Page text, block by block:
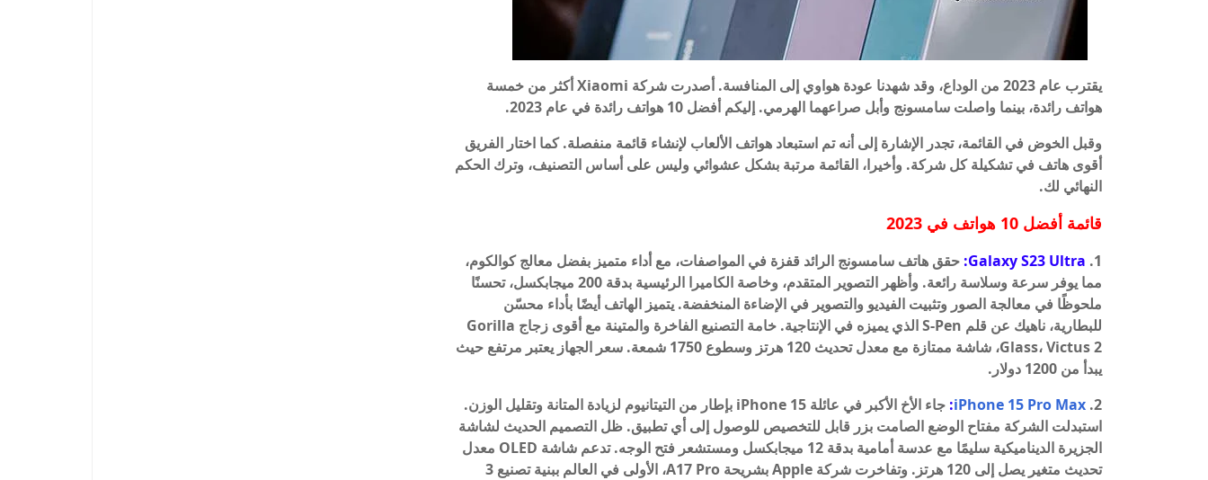
يقترب عام 2023 من الوداع، وقد شهدنا عودة هواوي إلى المنافسة. أصدرت شركة Xiaomi أكثر من خمسة
هواتف رائدة، بينما واصلت سامسونج وأبل صراعهما الهرمي. إليكم أفضل 10 هواتف رائدة في عام 2023.
وقبل الخوض في القائمة، تجدر الإشارة إلى أنه تم استبعاد هواتف الألعاب لإنشاء قائمة منفصلة. كما اختار الفريق
أقوى هاتف في تشكيلة كل شركة. وأخيرا، القائمة مرتبة بشكل عشوائي وليس على أساس التصنيف، وترك الحكم
النهائي لك.
قائمة أفضل 10 هواتف في 2023
1.
Galaxy S23 Ultra: حقق هاتف سامسونج الرائد قفزة في المواصفات، مع أداء متميز بفضل معالج كوالكوم،
مما يوفر سرعة وسلاسة رائعة. وأظهر التصوير المتقدم، وخاصة الكاميرا الرئيسية بدقة 200 ميجابكسل، تحسنًا
ملحوظًا في معالجة الصور وتثبيت الفيديو والتصوير في الإضاءة المنخفضة. يتميز الهاتف أيضًا بأداء محسّن
للبطارية، ناهيك عن قلم S-Pen الذي يميزه في الإنتاجية. خامة التصنيع الفاخرة والمتينة مع أقوى زجاج Gorilla
Glass، Victus 2، شاشة ممتازة مع معدل تحديث 120 هرتز وسطوع 1750 شمعة. سعر الجهاز يعتبر مرتفع حيث
يبدأ من 1200 دولار.
2.
iPhone 15 Pro Max
:
جاء الأخ الأكبر في عائلة iPhone 15 بإطار من التيتانيوم لزيادة المتانة وتقليل الوزن.
استبدلت الشركة مفتاح الوضع الصامت بزر قابل للتخصيص للوصول إلى أي تطبيق. ظل التصميم الحديث لشاشة
الجزيرة الديناميكية سليمًا مع عدسة أمامية بدقة 12 ميجابكسل ومستشعر فتح الوجه. تدعم شاشة OLED معدل
تحديث متغير يصل إلى 120 هرتز. وتفاخرت شركة Apple بشريحة A17 Pro، الأولى في العالم ببنية تصنيع 3